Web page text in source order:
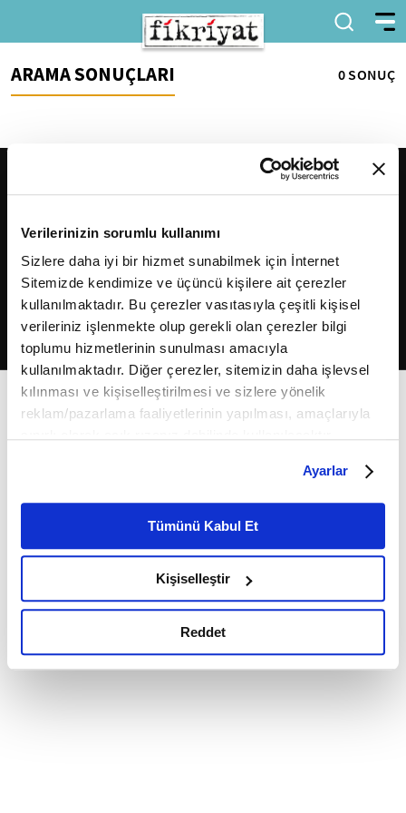
Verilerinizin sorumlu kullanımı
Sizlere daha iyi bir hizmet sunabilmek için İnternet
Sitemizde kendimize ve üçüncü kişilere ait çerezler
kullanılmaktadır. Bu çerezler vasıtasıyla çeşitli kişisel
verileriniz işlenmekte olup gerekli olan çerezler bilgi
toplumu hizmetlerinin sunulması amacıyla
kullanılmaktadır. Diğer çerezler, sitemizin daha işlevsel
kılınması ve kişiselleştirilmesi ve sizlere yönelik
reklam/pazarlama faaliyetlerinin yapılması, amaçlarıyla
belirleyebilirsiniz. Çerezlere ilişkin detaylı bilgi için
Ayarlar butonuna tıklayabilir,Çerez Bilgilendirme
Metnimizi ziyaret edebilirsiniz.
6698 sayılı Kişisel Verilerin Korunması Kanunu uyarınca
okumak ve sitemizi ziyaretiniz kapsamında
gerçekleştirilen veri işleme faaliyetleri ile ilgili daha
detaylı bilgi almak için lütfentıklayınız.
Ayarlar
Tümünü Kabul Et
Kişiselleştir
Reddet
ARAMA SONUÇLARI 0 SONUÇ
2026Fikriyat. Tüm hakları saklıdır.